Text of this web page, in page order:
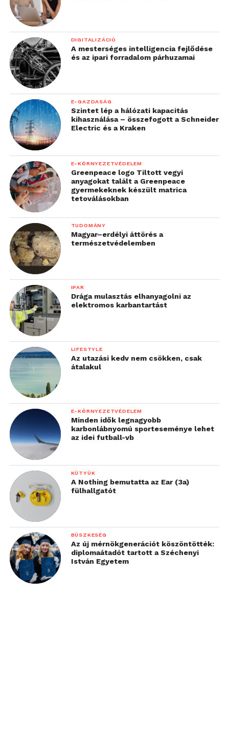
DIGITALIZÁCIÓ
A mesterséges intelligencia fejlődése
és az ipari forradalom párhuzamai
E-GAZDASÁG
Szintet lép a hálózati kapacitás
kihasználása – összefogott a Schneider
Electric és a Kraken
E-KÖRNYEZETVÉDELEM
Greenpeace logo Tiltott vegyi
anyagokat talált a Greenpeace
gyermekeknek készült matrica
tetoválásokban
TUDOMÁNY
Magyar–erdélyi áttörés a
természetvédelemben
IPAR
Drága mulasztás elhanyagolni az
elektromos karbantartást
LIFESTYLE
Az utazási kedv nem csökken, csak
átalakul
E-KÖRNYEZETVÉDELEM
Minden idők legnagyobb
karbonlábnyomú sporteseménye lehet
az idei futball-vb
KÜTYÜK
A Nothing bemutatta az Ear (3a)
fülhallgatót
BÜSZKESÉG
Az új mérnökgenerációt köszöntötték:
diplomaátadót tartott a Széchenyi
István Egyetem